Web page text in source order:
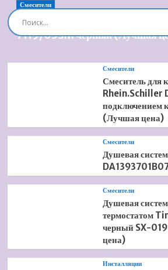
Смесители
Душевая система встроенная
7119/03SM черный (Лучшая
Смесители
Смеситель для
Rhein.Schiller
подключением
(Лучшая цена)
Смесители
Душевая
Смесители
Душевая
термостатом
черный SX-
цена)
Инсталляции